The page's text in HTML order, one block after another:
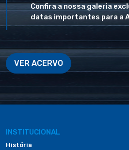
Confira a nossa galeria
datas importantes para a
VER ACERVO
INSTITUCIONAL
História